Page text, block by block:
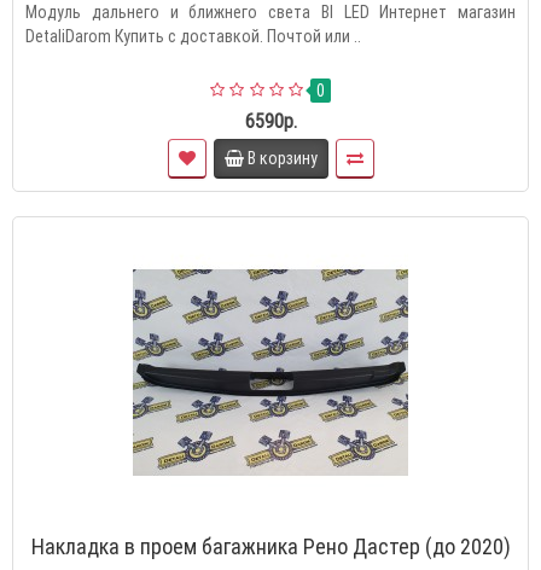
Модуль дальнего и ближнего света BI LED Интернет магазин
DetaliDarom Купить с доставкой. Почтой или ..
0
6590р.
В корзину
Накладка в проем багажника Рено Дастер (до 2020)